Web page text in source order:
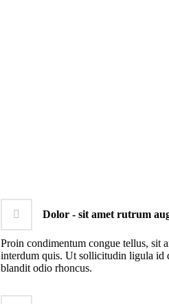
Dolor - sit amet rutrum
Proin condimentum congue tellus, sit
interdum quis. Ut sollicitudin ligula id
blandit odio rhoncus.